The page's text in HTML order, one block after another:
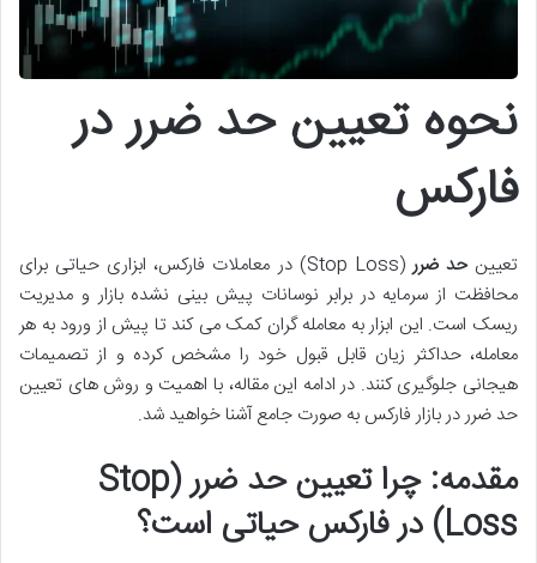
نحوه تعیین حد ضرر در
فارکس
تعیینحد ضرر
(Stop Loss) در معاملات فارکس، ابزاری حیاتی برای
محافظت از سرمایه در برابر نوسانات پیش بینی نشده بازار و مدیریت
ریسک است. این ابزار به معامله گران کمک می کند تا پیش از ورود به هر
معامله، حداکثر زیان قابل قبول خود را مشخص کرده و از تصمیمات
هیجانی جلوگیری کنند. در ادامه این مقاله، با اهمیت و روش های تعیین
حد ضرر در بازار فارکس به صورت جامع آشنا خواهید شد.
مقدمه: چرا تعیین حد ضرر (Stop
Loss) در فارکس حیاتی است؟